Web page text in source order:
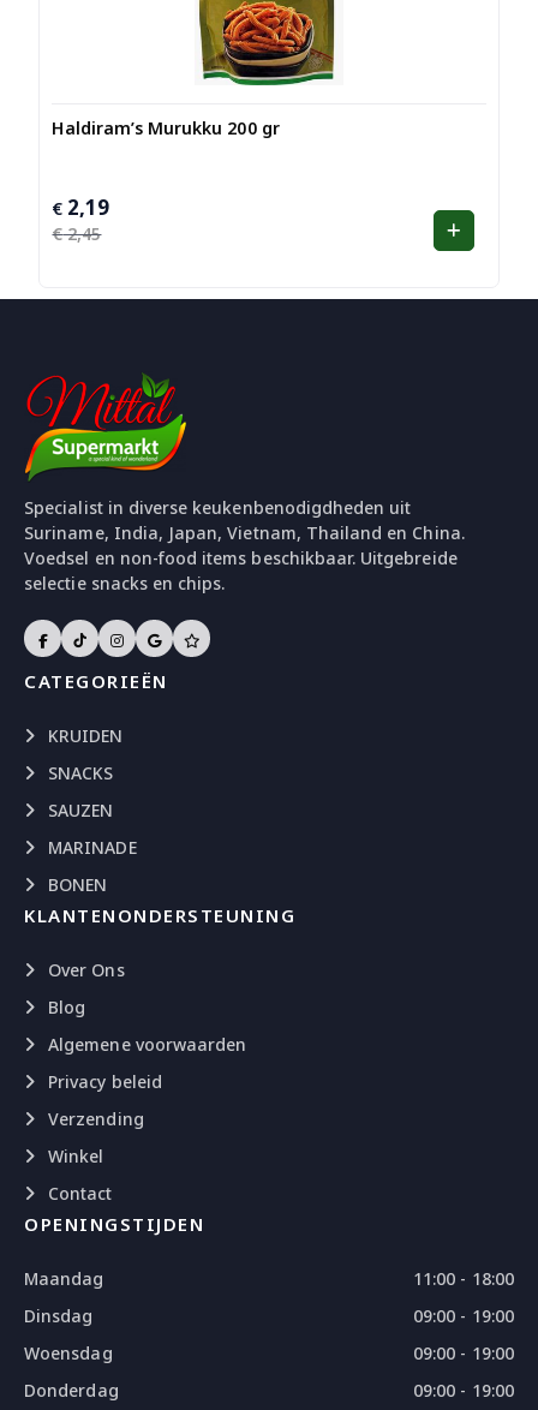
Haldiram’s Murukku 200 gr
€2,45
Oorspronkelijke
prijs
€ 2,19
Huidige
prijs
Specialist in diverse keukenbenodigdheden uit
Suriname, India, Japan, Vietnam, Thailand en China.
Voedsel en non-food items beschikbaar. Uitgebreide
selectie snacks en chips.
CATEGORIEËN
KRUIDEN
SNACKS
SAUZEN
MARINADE
BONEN
KLANTENONDERSTEUNING
Over Ons
Blog
Algemene voorwaarden
Privacy beleid
Verzending
Winkel
Contact
OPENINGSTIJDEN
Maandag
11:00 - 18:00
Dinsdag
09:00 - 19:00
Woensdag
09:00 - 19:00
Donderdag
09:00 - 19:00